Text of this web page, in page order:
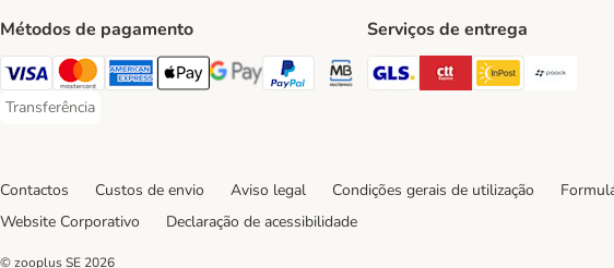
Métodos de pagamento
Visa Payment Method
Mastercard Payment Method
American Express Payment Method
Apple Pay Payment Method
Google Pay Payment Method
PayPal Payment Method
Multibanco Payment Method
Transferência
Transferência Payment Method
Serviços de entrega
GLS Shipping Method
CTTExpressInPost
Contactos Custos de envio Aviso legal Condições gerais de utilização
Website Corporativo
Declaração de acessibilidade
© zooplus SE 2026